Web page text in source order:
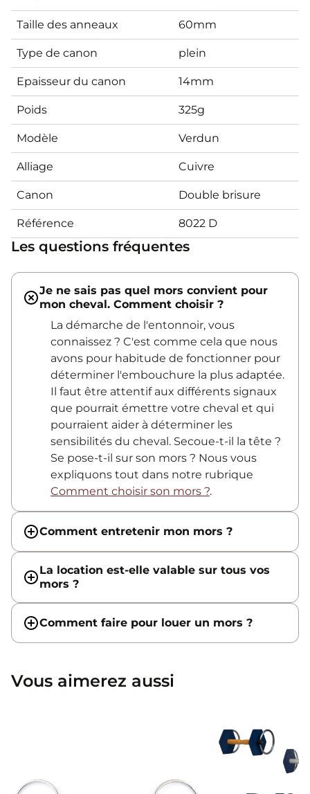
Taille des anneaux 60mm
Type de canon plein
Epaisseur du canon 14mm
Poids 325g
Modèle Verdun
Alliage Cuivre
Canon Double brisure
Référence 8022 D
Les questions fréquentes
Je ne sais pas quel mors convient pour
mon cheval. Comment choisir ?
La démarche de l'entonnoir, vous
connaissez ? C'est comme cela que nous
avons pour habitude de fonctionner pour
déterminer l'embouchure la plus adaptée.
Il faut être attentif aux différents signaux
que pourrait émettre votre cheval et qui
pourraient aider à déterminer les
sensibilités du cheval. Secoue-t-il la tête ?
Se pose-t-il sur son mors ? Nous vous
expliquons tout dans notre rubrique
Comment choisir son mors ?.
Comment entretenir mon mors ?
La location est-elle valable sur tous vos
mors ?
Comment faire pour louer un mors ?
Vous aimerez aussi